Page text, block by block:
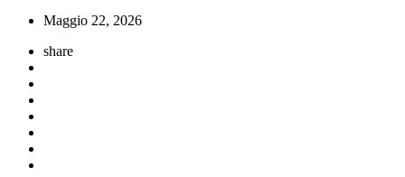
Maggio 22, 2026
share